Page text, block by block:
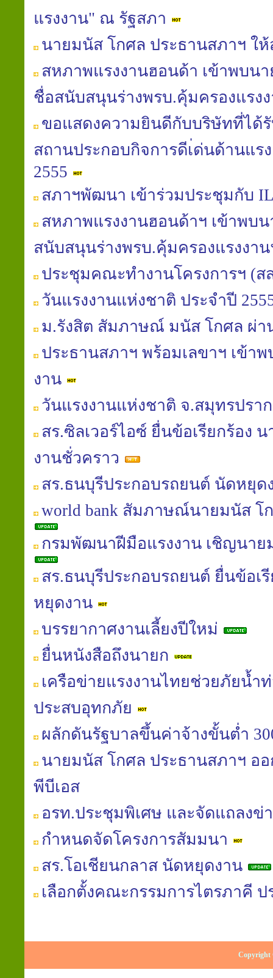
แรงงาน" ณ รัฐสภา
นายมนัส โกศล ประธานสภาฯ ใ
สหภาพแรงงานฮอนด้า เข้าพบน
ชื่อสนับสนุนร่างพรบ.คุ้มครองแรง
ขอแสดงความยินดีกับบริษัทที่ได้รั
สถานประกอบกิจการดีเ่ด่นด้านแร
2555
สภาฯพัฒนา เข้าร่วมประชุมกับ
สหภาพแรงงานฮอนด้าฯ เข้าพบ
สนับสนุนร่างพรบ.คุ้มครองแรงงา
ประชุมคณะทำงานโครงการฯ (ส
วันแรงงานแห่งชาติ ประจำปี
ม.รังสิต สัมภาษณ์ มนัส โกศล ผ่า
ประธานสภาฯ พร้อมเลขาฯ เข้า
งาน
วันแรงงานแห่งชาติ จ.สมุทรปรา
สร.ซิลเวอร์ไอซ์ ยื่นข้อเรียกร้อง
งานชั่วคราว
สร.ธนบุรีประกอบรถยนต์ นัดหยุด
world bank สัมภาษณ์นายมนัส โ
กรมพัฒนาฝีมือแรงงาน เชิญนาย
สร.ธนบุรีประกอบรถยนต์ ยื่นข้อเ
หยุดงาน
บรรยากาศงานเลี้ยงปีใหม่
ยื่นหนังสือถึงนายก
เครือข่ายแรงงานไทยช่วยภัยน้ำ
ประสบอุทกภัย
ผลักดันรัฐบาลขึ้นค่าจ้างขั้นต่ำ
นายมนัส โกศล ประธานสภาฯ อ
พีบีเอส
อรท.ประชุมพิเศษ และจัดแถลงข่
กำหนดจัดโครงการสัมมนา
สร.โอเชียนกลาส นัดหยุดงาน
เลือกตั้งคณะกรรมการไตรภาคี ป
Copyright